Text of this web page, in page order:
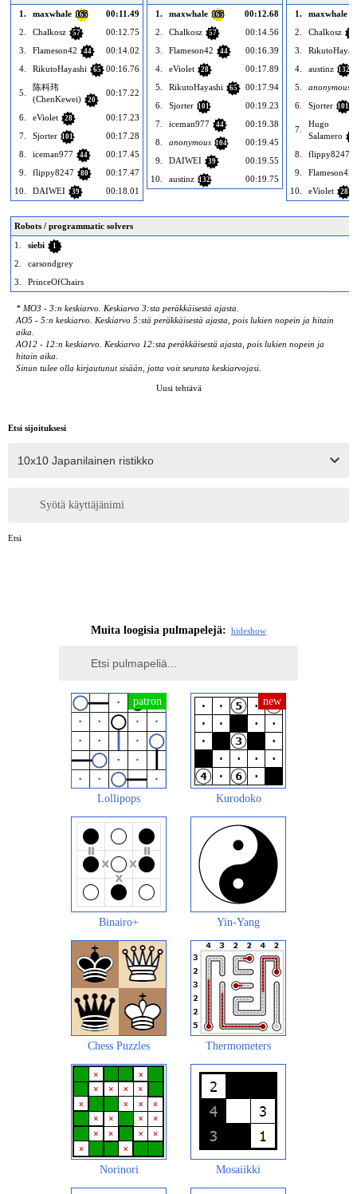
1.
maxwhale 165
00:11.49
2.
Chalkosz 57
00:12.75
3.
Flameson42 44
00:14.02
4.
RikutoHayashi 65 00:16.76
5.
陈科玮
(ChenKewei)
20
00:17.22
6. eViolet 28
00:17.23
7.
Sjorter 101
00:17.28
8.
iceman977 44
00:17.45
9.
flippy8247 80
00:17.47
10.
DAIWEI 39 00:18.01
1.
maxwhale 165
00:12.68
2.
Chalkosz 57
00:14.56
3.
Flameson42 44
00:16.39
4.
eViolet 28
00:17.89
5.
RikutoHayashi 65
00:17.94
6.
Sjorter 101
00:19.23
7.
iceman977 44
00:19.38
8.
anonymous 104
00:19.45
9.
DAIWEI 39
00:19.55
10.
austinz 132 00:19.75
1.
maxwhale
2. Chalkosz 57
3.
4.
austinz 132
5. anonymous
6. Sjorter 101
7.
Hugo
Salamero
8. flippy8247
9.
Flameson42
10.
eViolet 28
Robots / programmatic solvers
1.
siebi 1
2.
carsondgrey
3.
PrinceOfChairs
* MO3 - 3:n keskiarvo. Keskiarvo 3:sta peräkkäisestä ajasta.
AO5 - 5:n keskiarvo. Keskiarvo 5:stä peräkkäisestä ajasta, pois lukien nopein ja hitain
aika.
AO12 - 12:n keskiarvo. Keskiarvo 12:sta peräkkäisestä ajasta, pois lukien nopein ja
hitain aika.
Sinun tulee olla kirjautunut sisään, jotta voit seurata keskiarvojasi.
Uusi tehtävä
Etsi sijoituksesi
Syötä käyttäjänimi
Etsi
Muita loogisia pulmapelejä: hideshow
Lollipops Kurodoko
Binairo+ Yin-Yang
Chess Puzzles Thermometers
Norinori Mosaiikki